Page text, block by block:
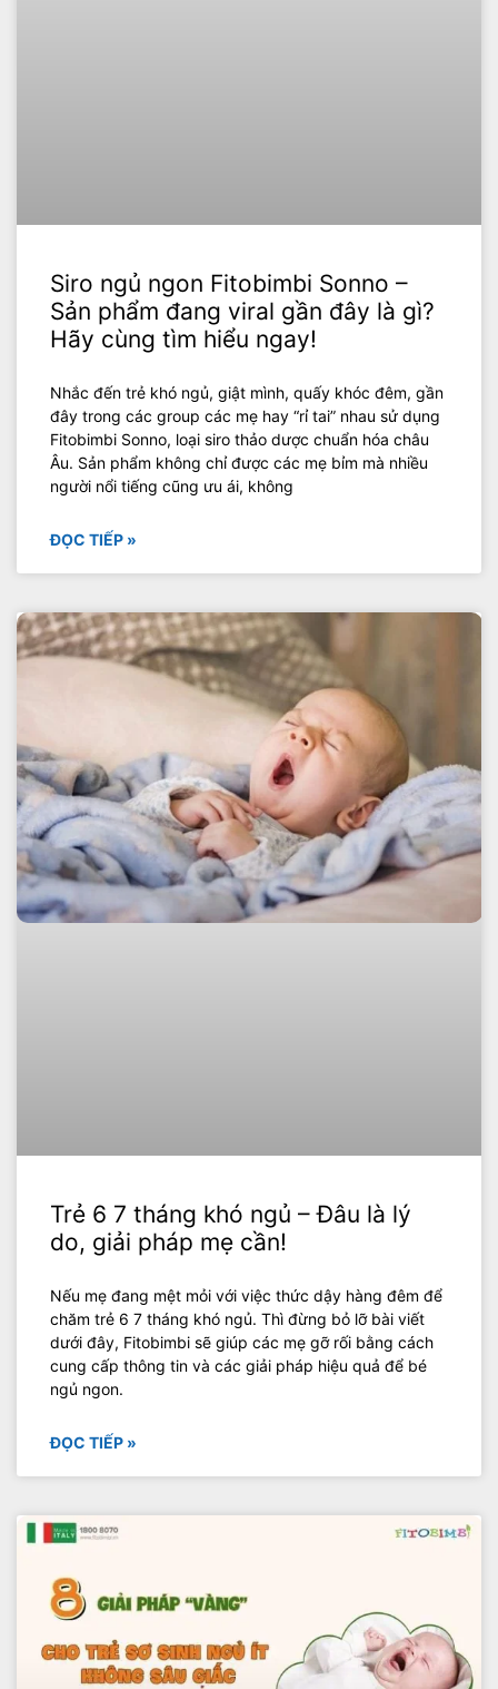
Siro ngủ ngon Fitobimbi Sonno –
Sản phẩm đang viral gần đây là gì?
Hãy cùng tìm hiểu ngay!
Nhắc đến trẻ khó ngủ, giật mình, quấy khóc đêm, gần
đây trong các group các mẹ hay “rỉ tai” nhau sử dụng
Fitobimbi Sonno, loại siro thảo dược chuẩn hóa châu
Âu. Sản phẩm không chỉ được các mẹ bỉm mà nhiều
người nổi tiếng cũng ưu ái, không
ĐỌC TIẾP »
Trẻ 6 7 tháng khó ngủ – Đâu là lý
do, giải pháp mẹ cần!
Nếu mẹ đang mệt mỏi với việc thức dậy hàng đêm để
chăm trẻ 6 7 tháng khó ngủ. Thì đừng bỏ lỡ bài viết
dưới đây, Fitobimbi sẽ giúp các mẹ gỡ rối bằng cách
cung cấp thông tin và các giải pháp hiệu quả để bé
ngủ ngon.
ĐỌC TIẾP »